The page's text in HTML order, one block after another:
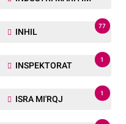
INHIL
77
INSPEKTORAT
1
ISRA MI'RQJ
1